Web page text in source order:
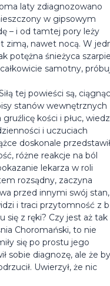
laty zdiagnozowano
w gipsowym
– i od tamtej pory leży
zimą, nawet nocą. W
potężna śnieżyca
samotny,
tej powieści są,
stanów wewnętrznych
kości i płuc,
i uczuciach
doskonale
różne reakcje na ból
lekarza w roli
rozsądny, zaczyna
przed innymi swój stan,
i traci przytomność z
się z ręki? Czy jest aż tak
Choromański, to nie
się po prostu jego
sobie diagnozę, ale że
Uwierzył, że nic